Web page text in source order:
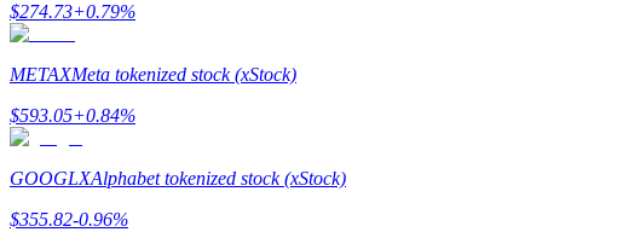
รับรางวัลการแข่งขันทุกวัน
$274.73+0.79%
METAXMeta tokenized stock (xStock)
$593.05+0.84%
GOOGLXAlphabet tokenized stock (xStock)
$355.82-0.96%